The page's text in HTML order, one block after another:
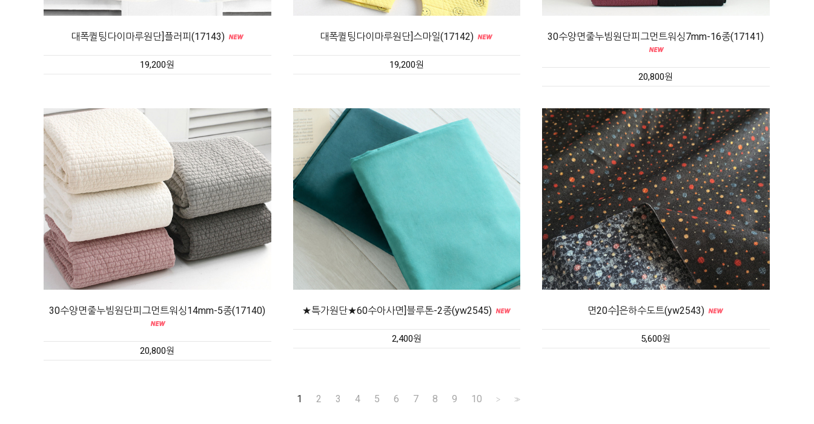
대폭퀼팅다이마루원단]플러피(17143)
19,200원
대폭퀼팅다이마루원단]스마일(17142)
19,200원
30수양면줄누빔원단피그먼트워싱7mm-16종(17141)
20,800원
30수양면줄누빔원단피그먼트워싱14mm-5종(17140)
20,800원
★특가원단★60수아사면]블루톤-2종(yw2545)
2,400원
면20수]은하수도트(yw2543)
5,600원
1 2 3 4 5 6 7 8 9 10 > >>